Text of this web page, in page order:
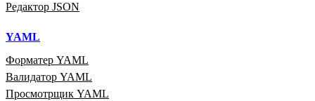
Редактор JSON
YAML
Форматер YAML
Валидатор YAML
Просмотрщик YAML